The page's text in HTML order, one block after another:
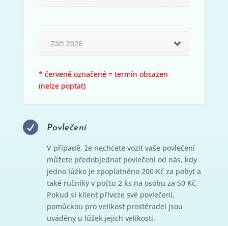
Září 2026
* červeně označené = termín obsazen
(nelze poptat)
 Povlečení
V případě, že nechcete vozit vaše povlečení
můžete předobjednat povlečení od nás, kdy
jedno lůžko je zpoplatněno 200 Kč za pobyt a
také ručníky v počtu 2 ks na osobu za 50 Kč.
Pokud si klient přiveze své povlečení,
pomůckou pro velikost prostěradel jsou
uváděny u lůžek jejich velikosti.